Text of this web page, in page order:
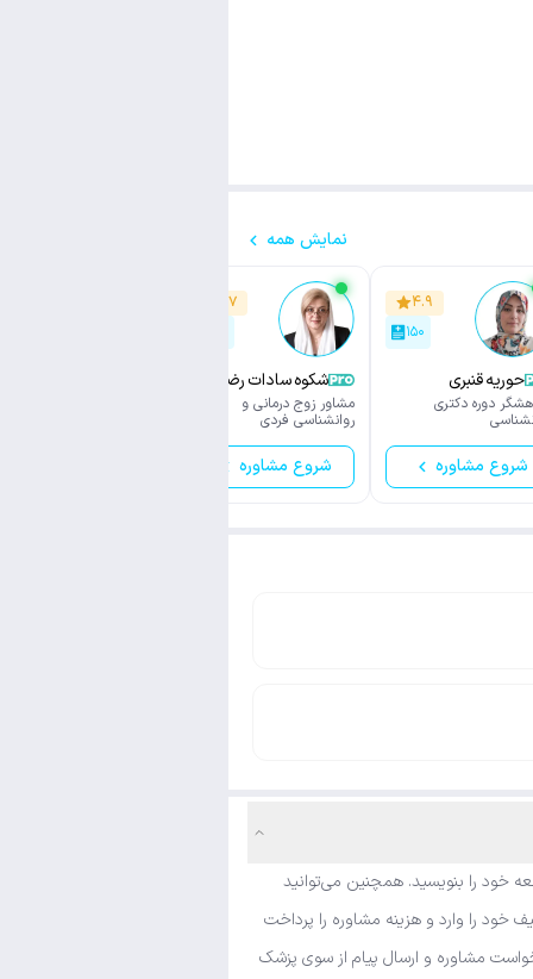
نمایش همه
۴.۹
۱۵۰
حوریه قنبری
دوره دکتری
شروع مشاوره
۴.۷
شکوه سادات رضاعی
مشاور زوج درمانی و
روانشناسی فردی
شروع مشاوره
خود را بنویسید. همچنین می‌توانید
را وارد و هزینه مشاوره را پرداخت
مشاوره و ارسال پیام از سوی پزشک